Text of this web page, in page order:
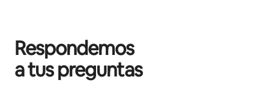
Respondemos
a tus preguntas